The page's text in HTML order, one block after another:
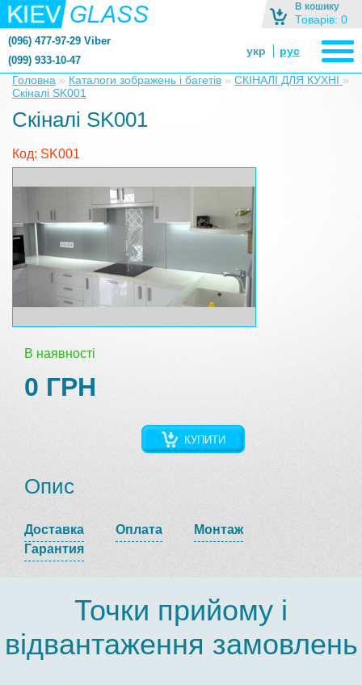
В кошику
Товарів: 0
(096) 477-97-29 Viber
(099) 933-10-47
zerkalonazakaz@gmail.com
zerkaloshop@ukr.net
укр рус
Головна » Каталоги зображень і багетів » СКІНАЛІ ДЛЯ КУХНІ »
Скіналі SK001
Скіналі SK001
Код: SK001
В наявності
0 ГРН
КУПИТИ
Опис
Доставка Оплата
Монтаж
Гарантия
Точки прийому і
відвантаження замовлень